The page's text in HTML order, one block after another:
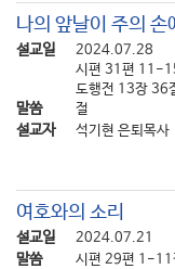
감사기도’의 모범을
여겨지는 때에도 잊지
무엇인지를 함께 상고
1. 가진 것이 부족할
‘풍성하게 채워 주시
우리는 이 교훈을 저
있습니다.
마가복음 6장 41절부
두 마리를 가지사 하늘
나의 앞날이 주의 손
설교일 2024.07.28
말씀
시편 31편 11-
도행전 13장 36
절
설교자 석기현 은퇴목사
여호와의 소리
설교일 2024.07.21
말씀 시편 29편 1-11